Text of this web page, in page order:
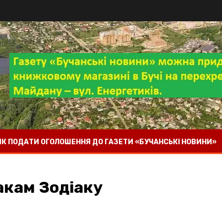
ПОДАТИ ОГОЛОШЕННЯ ДО ГАЗЕТИ «БУЧАНСЬКІ НОВИНИ»
Зодіаку